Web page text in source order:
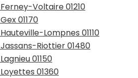
Voltaire 01210
01170
Lompnes 01110
Riottier 01480
01150
01360